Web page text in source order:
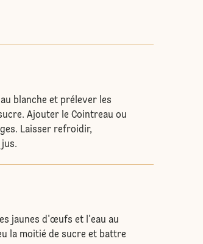
blanche et prélever les
Ajouter le Cointreau ou
Laisser refroidir,
jaunes d'œufs et l'eau au
la moitié de sucre et battre